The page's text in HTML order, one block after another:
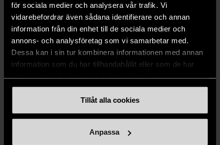
för sociala medier och analysera vår trafik. Vi
vidarebefordrar även sådana identifierare och annan
information från din enhet till de sociala medier och
annons- och analysföretag som vi samarbetar med.
Dessa kan i sin tur kombinera informationen med annan
information som du har tillhandahållit eller som de har
Tillåt alla cookies
Anpassa
LOAFERS OCH FINSKOR
FÖR HERR I KLASSISK
STIL
hand gör det möjligt att hitta tidlöst
eleganta skor med god kvalitet. Varje par
är valt för struktur, passform och lång
festligare sammanhang utan att köpa nytt.